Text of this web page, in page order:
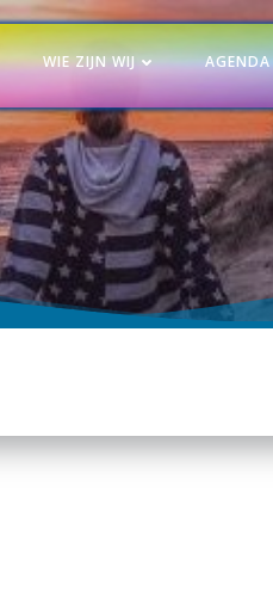
WIE ZIJN WIJ AGENDA